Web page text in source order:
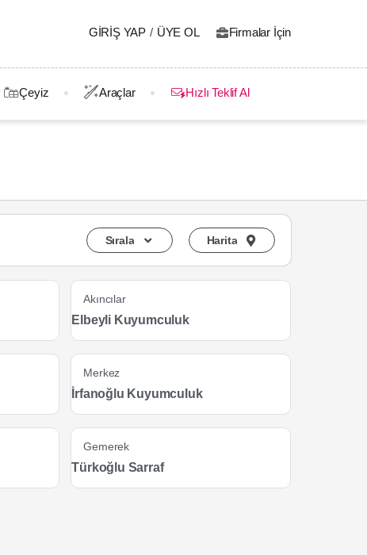
GIRIŞ YAP / ÜYE OL Firmalar İçin
Çeyiz Araçlar Hızlı Teklif Al
Sırala Harita
Akıncılar
Elbeyli Kuyumculuk
Merkez
İrfanoğlu Kuyumculuk
Gemerek
Türkoğlu Sarraf